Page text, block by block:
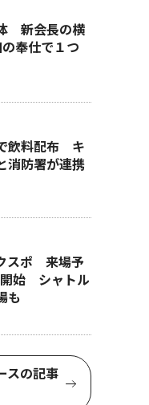
新会長の横
奉仕で１つ
飲料配布 キ
消防署が連携
スポ 来場予
始 シャトル
も
スの記事